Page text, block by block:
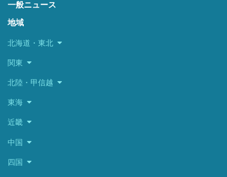
一般ニュース
地域
北海道・東北
関東
北陸・甲信越
東海
近畿
中国
四国